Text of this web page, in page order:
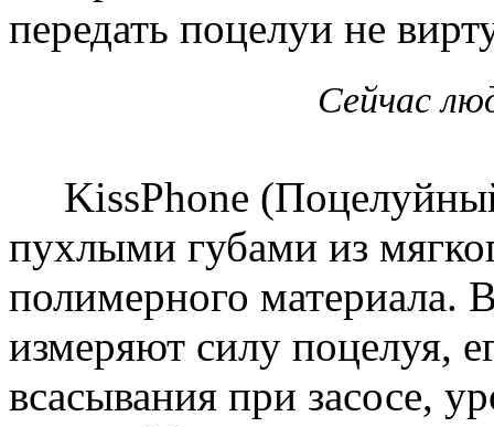
передать поцелуи не
Сейчас
KissPhone
пухлыми губами из
полимерного материала.
измеряют силу поцелуя,
всасывания при засосе,